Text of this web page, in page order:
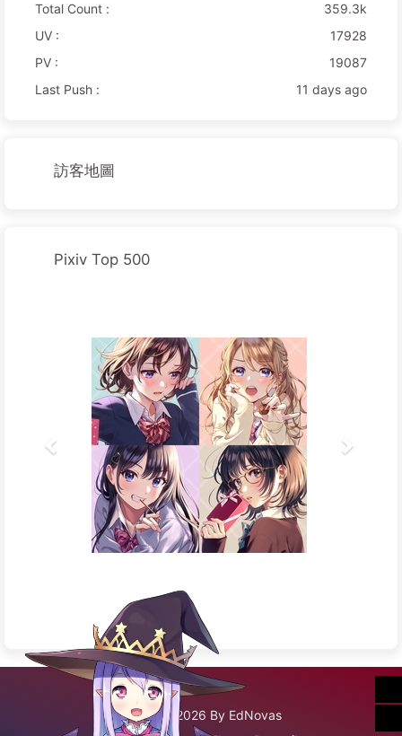
Total Count :
359.3k
UV :
17928
PV :
19087
Last Push :
11 days ago
訪客地圖
Pixiv Top 500
©2020 - 2026 By EdNovas